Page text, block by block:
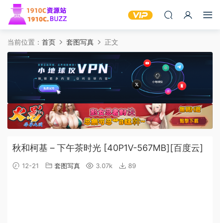
当前位置： 首页 套图写真 正文
秋和柯基 – 下午茶时光 [40P1V-567MB][百度云]
12-21 套图写真 3.07k 89